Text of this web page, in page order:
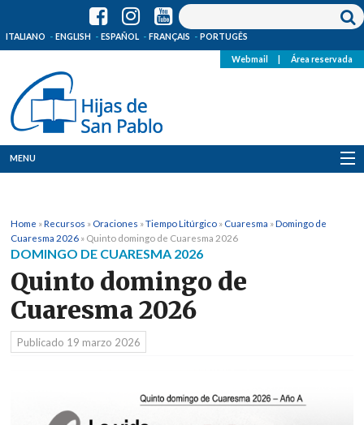
ITALIANO ENGLISH ESPAÑOL FRANÇAIS PORTUGÊS
Webmail Área reservada
MENU
Dónde estamos
Noticias
Recursos
Media
Home »Recursos » Oraciones »Tiempo Litúrgico » Cuaresma »Domingo de
Cuaresma 2026 » Quinto domingo de Cuaresma 2026
DOMINGO DE CUARESMA 2026
Quinto domingo de
Cuaresma 2026
Publicado 19 marzo 2026